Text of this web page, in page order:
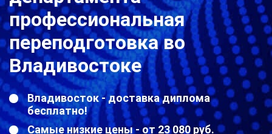
профессиональная
переподготовка во
Владивостоке
Владивосток - доставка диплома
бесплатно!
Самые низкие цены - от 23 080 руб.